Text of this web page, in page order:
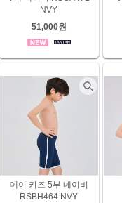
NVY
51,000원
데이 키즈 5부 네이비
RSBH464 NVY